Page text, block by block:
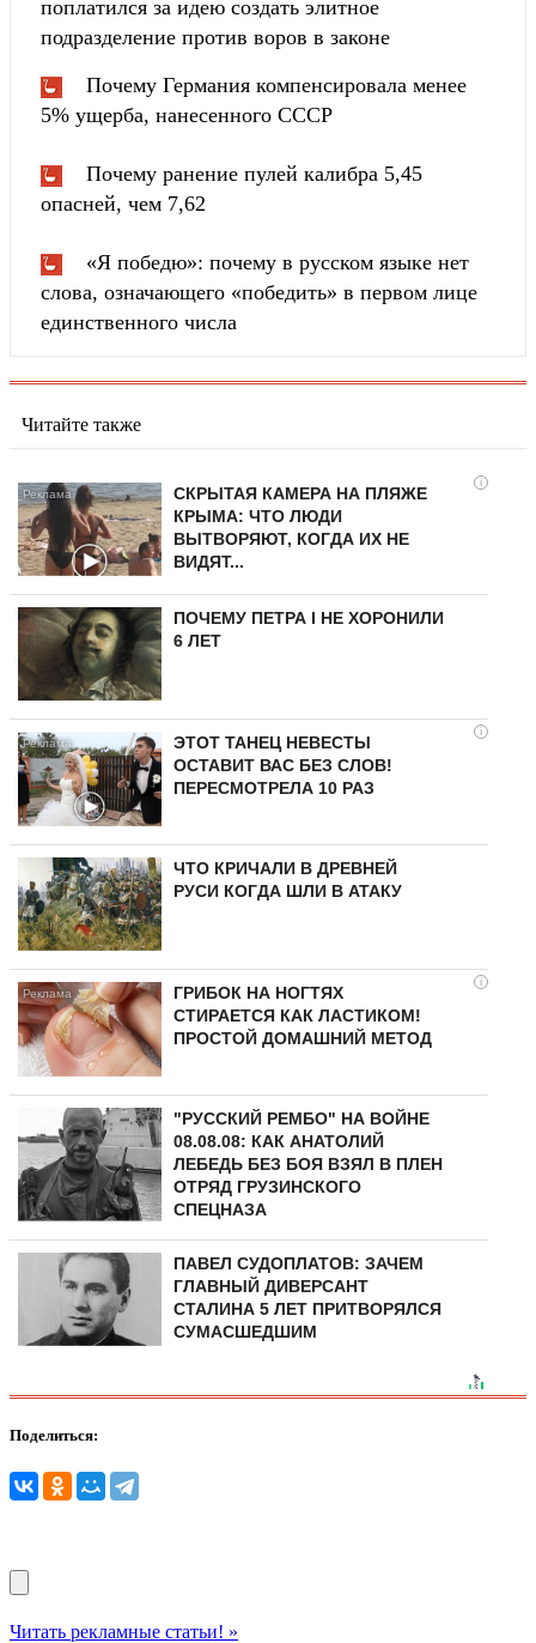
поплатился за идею создать элитное
подразделение против воров в законе
Почему Германия компенсировала менее
5% ущерба, нанесенного СССР
Почему ранение пулей калибра 5,45
опасней, чем 7,62
«Я победю»: почему в русском языке нет
слова, означающего «победить» в первом лице
единственного числа
Читайте также
i
СКРЫТАЯ КАМЕРА НА ПЛЯЖЕ
КРЫМА: ЧТО ЛЮДИ
ВЫТВОРЯЮТ, КОГДА ИХ НЕ
ВИДЯТ...
ПОЧЕМУ ПЕТРА I НЕ ХОРОНИЛИ
6 ЛЕТ
i
ЭТОТ ТАНЕЦ НЕВЕСТЫ
ОСТАВИТ ВАС БЕЗ СЛОВ!
ПЕРЕСМОТРЕЛА 10 РАЗ
ЧТО КРИЧАЛИ В ДРЕВНЕЙ
РУСИ КОГДА ШЛИ В АТАКУ
i
ГРИБОК НА НОГТЯХ
СТИРАЕТСЯ КАК ЛАСТИКОМ!
ПРОСТОЙ ДОМАШНИЙ МЕТОД
"РУССКИЙ РЕМБО" НА ВОЙНЕ
08.08.08: КАК АНАТОЛИЙ
ЛЕБЕДЬ БЕЗ БОЯ ВЗЯЛ В ПЛЕН
ОТРЯД ГРУЗИНСКОГО
СПЕЦНАЗА
ПАВЕЛ СУДОПЛАТОВ: ЗАЧЕМ
ГЛАВНЫЙ ДИВЕРСАНТ
СТАЛИНА 5 ЛЕТ ПРИТВОРЯЛСЯ
СУМАСШЕДШИМ
Поделиться:
Читать рекламные статьи! »